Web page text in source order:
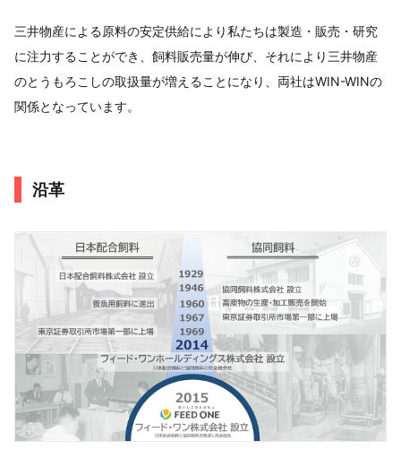
三井物産による原料の安定供給により私たちは製造・販売・研究
に注力することができ、飼料販売量が伸び、それにより三井物産
のとうもろこしの取扱量が増えることになり、両社はWIN-WINの
関係となっています。
沿革